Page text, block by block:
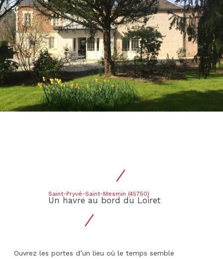
Saint-Pryvé-Saint-Mesmin (45750)
Un havre au bord du Loiret
Ouvrez les portes d’un lieu où le temps semble